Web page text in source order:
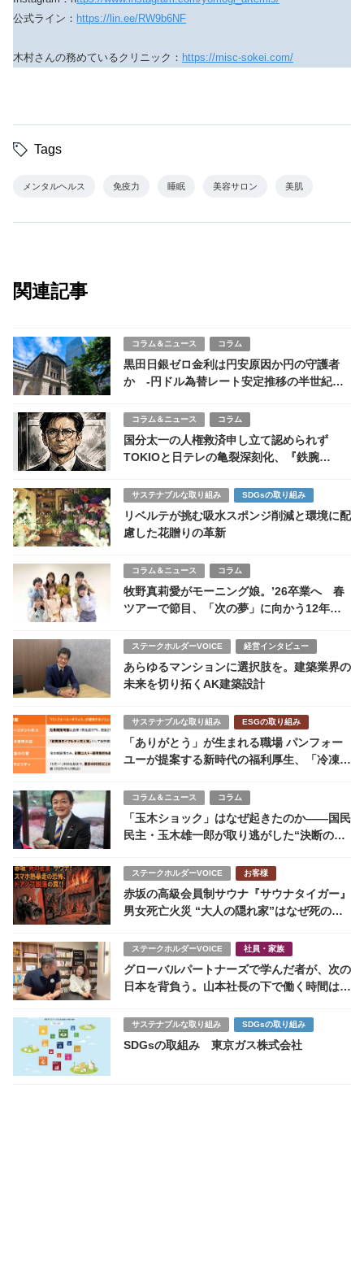
公式ライン： https://lin.ee/RW9b6NF
木村さんの務めているクリニック： https://misc-sokei.com/
Tags
メンタルヘルス 免疫力 睡眠 美容サロン 美肌
関連記事
コラム＆ニュース コラム
黒田日銀ゼロ金利は円安原因か円の守護者
か -円ドル為替レート安定推移の半世紀と
コラム＆ニュース コラム
国分太一の人権救済申し立て認められず
TOKIOと日テレの亀裂深刻化、『鉄腕
サステナブルな取り組み SDGsの取り組み
リベルテが挑む吸水スポンジ削減と環境に配
慮した花贈りの革新
コラム＆ニュース コラム
牧野真莉愛がモーニング娘。’26卒業へ 春
ツアーで節目、「次の夢」に向かう12年の
ステークホルダーVOICE 経営インタビュー
あらゆるマンションに選択肢を。建築業界の
未来を切り拓くAK建築設計
サステナブルな取り組み ESGの取り組み
「ありがとう」が生まれる職場 パンフォー
ユーが提案する新時代の福利厚生、「冷凍パ
コラム＆ニュース コラム
「玉木ショック」はなぜ起きたのか――国民
民主・玉木雄一郎が取り逃がした“決断の瞬
ステークホルダーVOICE お客様
赤坂の高級会員制サウナ『サウナタイガー』
男女死亡火災 “大人の隠れ家”はなぜ死の密
ステークホルダーVOICE 社員・家族
グローバルパートナーズで学んだ者が、次の
日本を背負う。山本社長の下で働く時間は
サステナブルな取り組み SDGsの取り組み
SDGsの取組み 東京ガス株式会社